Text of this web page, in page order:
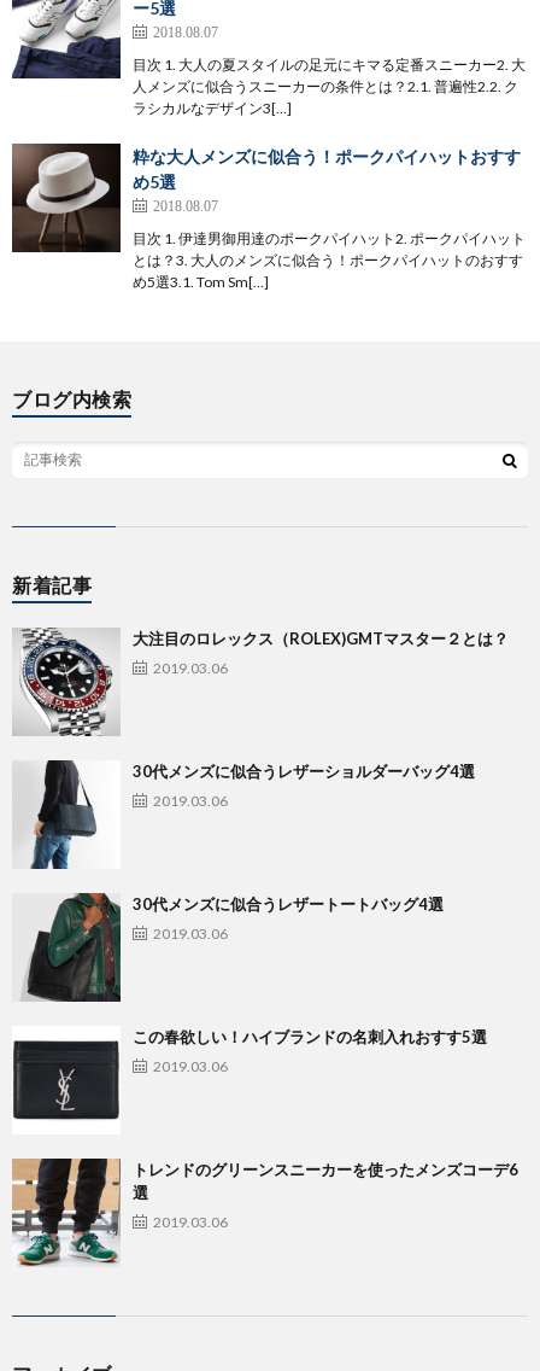
ー5選
2018.08.07
目次 1. 大人の夏スタイルの足元にキマる定番スニーカー2. 大
人メンズに似合うスニーカーの条件とは？2.1. 普遍性2.2. ク
ラシカルなデザイン3[…]
粋な大人メンズに似合う！ポークパイハットおすす
め5選
2018.08.07
目次 1. 伊達男御用達のポークパイハット2. ポークパイハット
とは？3. 大人のメンズに似合う！ポークパイハットのおすす
め5選3.1. Tom Sm[…]
ブログ内検索
新着記事
大注目のロレックス（ROLEX)GMTマスター２とは？
2019.03.06
30代メンズに似合うレザーショルダーバッグ4選
2019.03.06
30代メンズに似合うレザートートバッグ4選
2019.03.06
この春欲しい！ハイブランドの名刺入れおすす5選
2019.03.06
トレンドのグリーンスニーカーを使ったメンズコーデ6
選
2019.03.06